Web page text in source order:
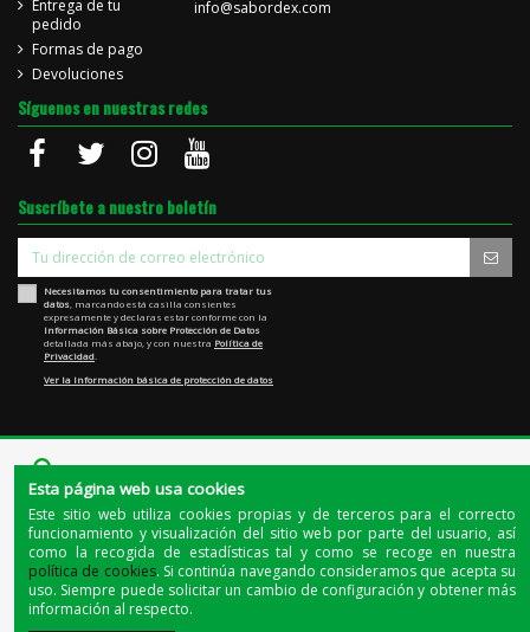
Entrega de tu
pedido
Formas de pago
Devoluciones
info@sabordex.com
Síguenos en nuestras redes
Suscríbete a nuestro boletín
Necesitamos tu consentimiento para tratar tus
datos , marcando está casilla consientes
expresamente y declaras estar conforme con la
Información Básica sobre Protección de Datos
detallada más abajo, y con nuestra Política de
Privacidad
Ver la Información básica de protección de datos
Quienes somos | La tienda de Jerez|El blog del cerdo ibérico
© 2020 - Todos los derechos reservados | INDUSTRIAS CARNICAS EL BELLOTERO, S.A.U.| NIF:
Esta página web usa cookies
Este sitio web utiliza cookies propias y de terceros para el correcto
funcionamiento y visualización del sitio web por parte del usuario, así
como la recogida de estadísticas tal y como se recoge en nuestra
política de cookies. Si continúa navegando consideramos que acepta su
uso. Siempre puede solicitar un cambio de configuración y obtener más
información al respecto.